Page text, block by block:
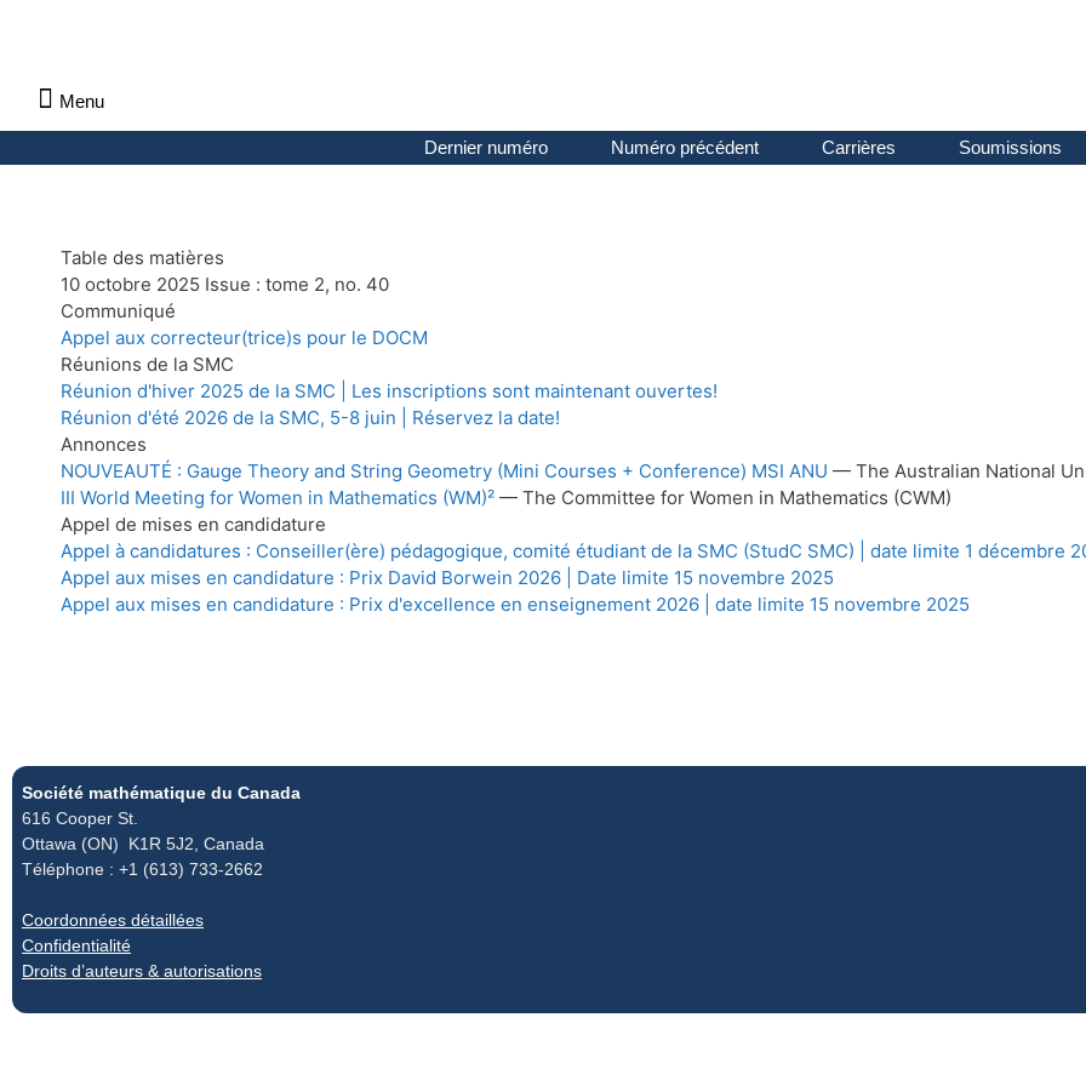
Menu
Dernier numéro Numéro précédent Carrières Soumissions
Table des matières
10 octobre 2025 Issue : tome 2, no. 40
Communiqué
Appel aux correcteur(trice)s pour le DOCM
Réunions de la SMC
Réunion d'hiver 2025 de la SMC | Les inscriptions sont maintenant ouvertes!
Réunion d'été 2026 de la SMC, 5-8 juin | Réservez la date!
Annonces
NOUVEAUTÉ : Gauge Theory and String Geometry (Mini Courses + Conference) MSI ANU — The Australian National
III World Meeting for Women in Mathematics (WM)² — The Committee for Women in Mathematics (CWM)
Appel de mises en candidature
Appel à candidatures : Conseiller(ère) pédagogique, comité étudiant de la SMC (StudC SMC) | date limite 1 décembre
Appel aux mises en candidature : Prix David Borwein 2026 | Date limite 15 novembre 2025
Appel aux mises en candidature : Prix d'excellence en enseignement 2026 | date limite 15 novembre 2025
Société mathématique du Canada
616 Cooper St.
Ottawa (ON) K1R 5J2, Canada
Téléphone : +1 (613) 733-2662
Coordonnées détaillées
Confidentialité
Droits d’auteurs & autorisations